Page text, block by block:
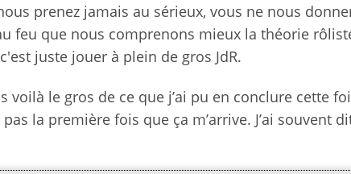
prenez jamais au sérieux, vous ne nous
feu que nous comprenons mieux la théorie
juste jouer à plein de gros JdR.
le gros de ce que j’ai pu en conclure cette
pas la première fois que ça m’arrive. J’ai souvent